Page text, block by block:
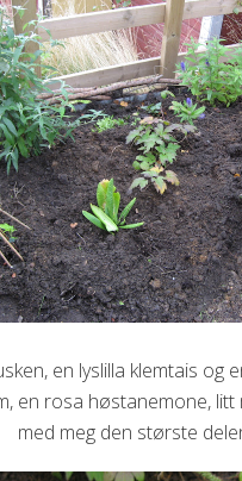
en lyslilla klemtais og
en rosa høstanemone,
med meg den største